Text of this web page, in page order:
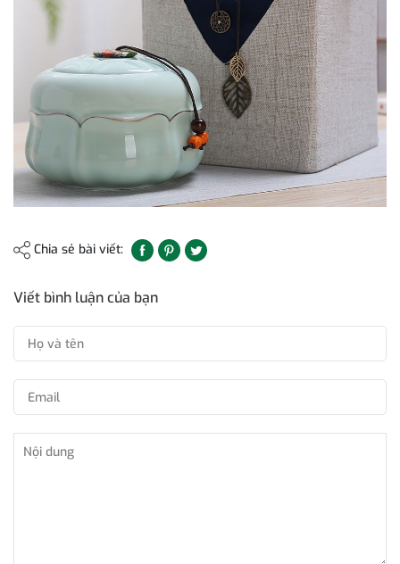
Chia sẻ bài viết:
Viết bình luận của bạn